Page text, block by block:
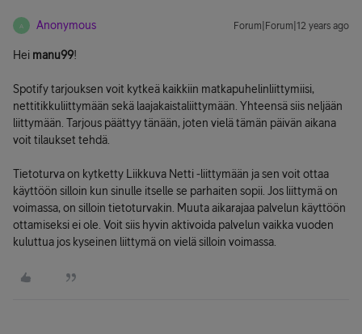
A Anonymous Forum|Forum|12 years ago
Hei manu99!
Spotify tarjouksen voit kytkeä kaikkiin matkapuhelinliittymiisi,
nettitikkuliittymään sekä laajakaistaliittymään. Yhteensä siis neljään
liittymään. Tarjous päättyy tänään, joten vielä tämän päivän aikana
voit tilaukset tehdä.
Tietoturva on kytketty Liikkuva Netti -liittymään ja sen voit ottaa
käyttöön silloin kun sinulle itselle se parhaiten sopii. Jos liittymä on
voimassa, on silloin tietoturvakin. Muuta aikarajaa palvelun käyttöön
ottamiseksi ei ole. Voit siis hyvin aktivoida palvelun vaikka vuoden
kuluttua jos kyseinen liittymä on vielä silloin voimassa.